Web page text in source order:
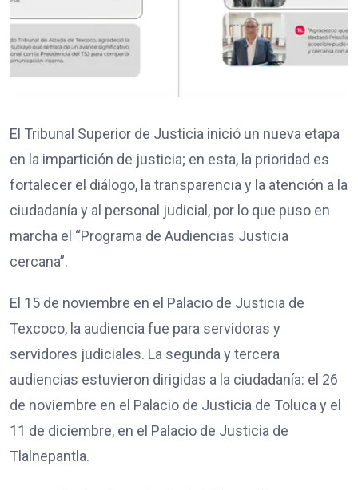
El Tribunal Superior de Justicia inició un nueva etapa
en la impartición de justicia; en esta, la prioridad es
fortalecer el diálogo, la transparencia y la atención a la
ciudadanía y al personal judicial, por lo que puso en
marcha el “Programa de Audiencias Justicia
cercana”.
El 15 de noviembre en el Palacio de Justicia de
Texcoco, la audiencia fue para servidoras y
servidores judiciales. La segunda y tercera
audiencias estuvieron dirigidas a la ciudadanía: el 26
de noviembre en el Palacio de Justicia de Toluca y el
11 de diciembre, en el Palacio de Justicia de
Tlalnepantla.